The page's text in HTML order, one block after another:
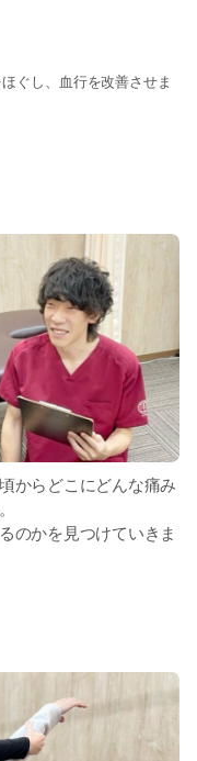
ぐし、血行を改善させま
からどこにどんな痛み
のかを見つけていきま